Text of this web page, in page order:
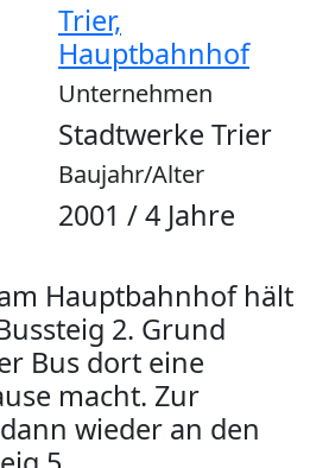
Trier,
Hauptbahnhof
Unternehmen
Stadtwerke Trier
Baujahr/Alter
2001 / 4 Jahre
Hauptbahnhof hält
2. Grund
Bus dort eine
macht. Zur
wieder an den